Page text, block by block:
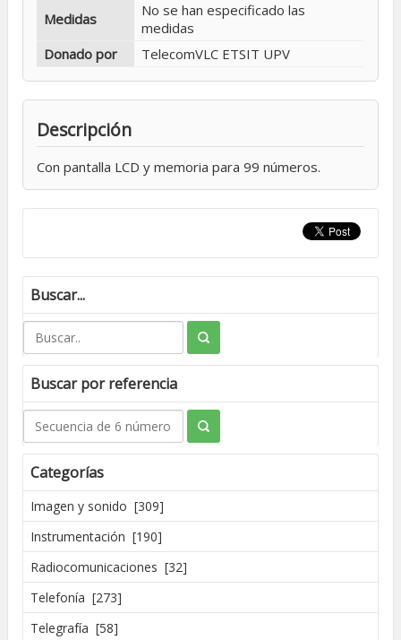
Medidas
No se han especificado las
medidas
Donado por
TelecomVLC ETSIT UPV
Descripción
Con pantalla LCD y memoria para 99 números.
Buscar...
Buscar por referencia
Categorías
Imagen y sonido [309]
Instrumentación [190]
Radiocomunicaciones [32]
Telefonía [273]
Telegrafía [58]